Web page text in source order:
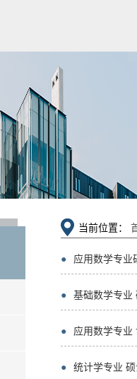
当前位置：
● 应用数学专业
● 基础数学专业
● 应用数学专业
● 统计学专业